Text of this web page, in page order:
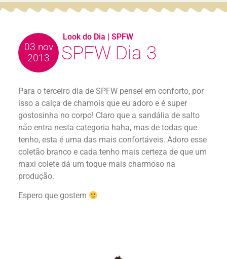
03 nov
2013
SPFW Dia 3
Para o terceiro dia de SPFW pensei em conforto, por
isso a calça de chamois que eu adoro e é super
gostosinha no corpo! Claro que a sandália de salto
não entra nesta categoria haha, mas de todas que
tenho, esta é uma das mais confortáveis. Adoro esse
coletão branco e cada tenho mais certeza de que um
maxi colete dá um toque mais charmoso na
produção.
Espero que gostem
Look do Dia | SPFW